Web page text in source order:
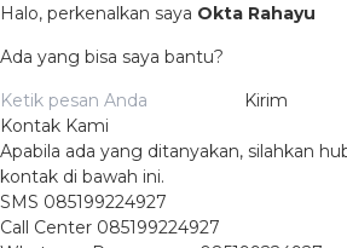
Halo, perkenalkan saya Okta Rahayu
Ada yang bisa saya bantu?
Kirim
Kontak Kami
Apabila ada yang ditanyakan, silahkan
kontak di bawah ini.
SMS 085199224927
Call Center 085199224927